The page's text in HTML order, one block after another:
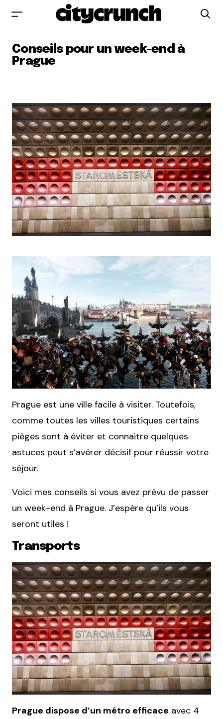
Conseils pour un week-end à
Prague
Prague est une ville facile à visiter. Toutefois,
comme toutes les villes touristiques certains
pièges sont à éviter et connaitre quelques
astuces peut s’avérer décisif pour réussir votre
séjour.
Voici mes conseils si vous avez prévu de passer
un week-end à Prague. J’espère qu’ils vous
seront utiles !
Transports
Prague dispose d’un métro efficace avec 4